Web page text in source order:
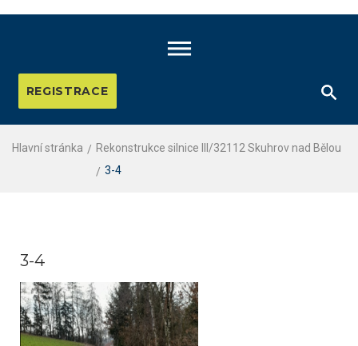
REGISTRACE
Hlavní stránka
Rekonstrukce silnice III/32112 Skuhrov nad Bělou
3-4
3-4